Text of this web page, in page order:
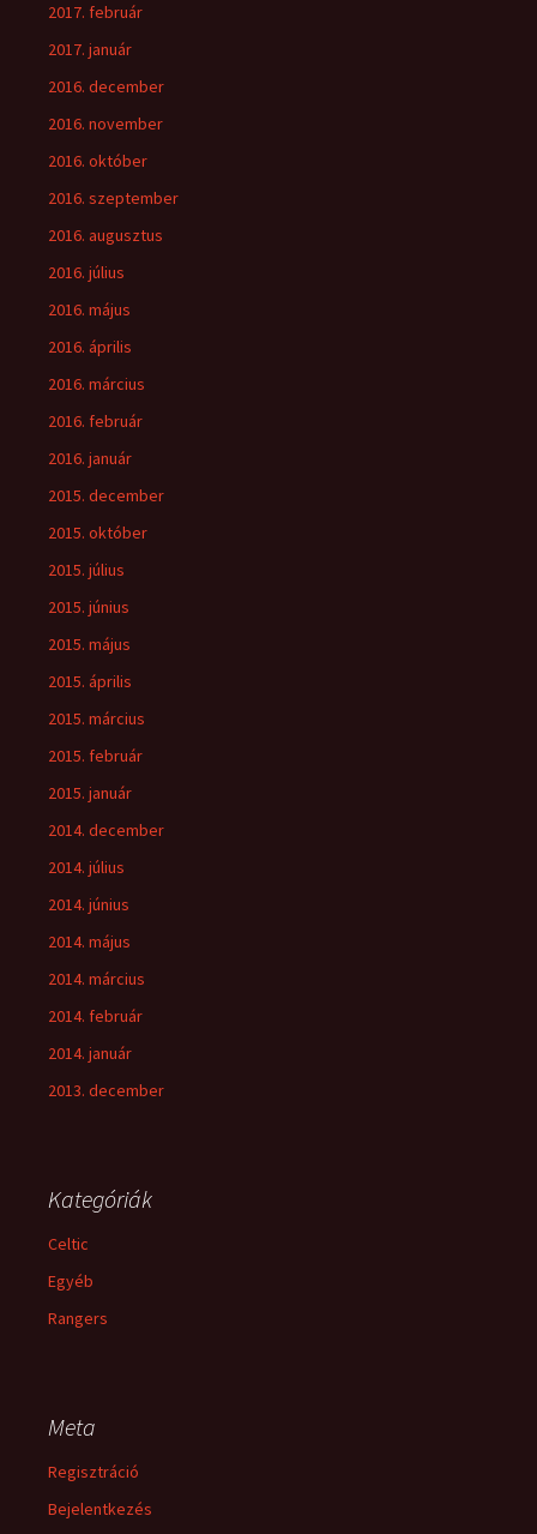
2017. február
2017. január
2016. december
2016. november
2016. október
2016. szeptember
2016. augusztus
2016. július
2016. május
2016. április
2016. március
2016. február
2016. január
2015. december
2015. október
2015. július
2015. június
2015. május
2015. április
2015. március
2015. február
2015. január
2014. december
2014. július
2014. június
2014. május
2014. március
2014. február
2014. január
2013. december
Kategóriák
Celtic
Egyéb
Rangers
Meta
Regisztráció
Bejelentkezés